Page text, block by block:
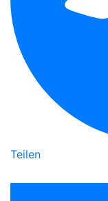
Teilen